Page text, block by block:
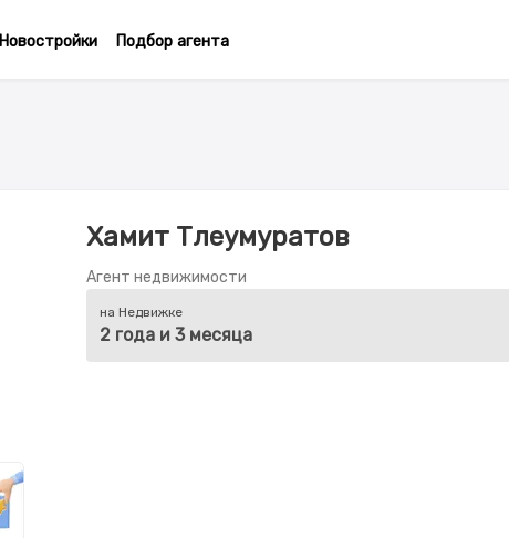
Новостройки Подбор агента
Хамит Тлеумуратов
Агент недвижимости
на Недвижке
2 года и 3 месяца